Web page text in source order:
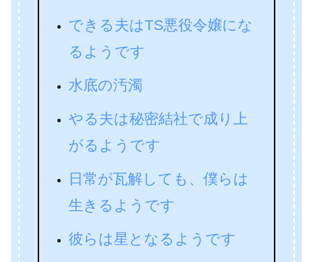
できる夫はTS悪役令嬢にな
るようです
水底の汚濁
やる夫は秘密結社で成り上
がるようです
日常が瓦解しても、僕らは
生きるようです
彼らは星となるようです